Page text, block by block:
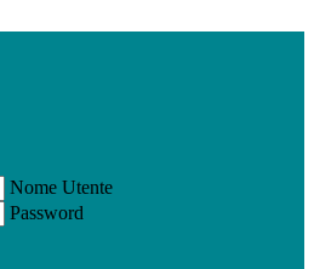
Nome Utente
Password